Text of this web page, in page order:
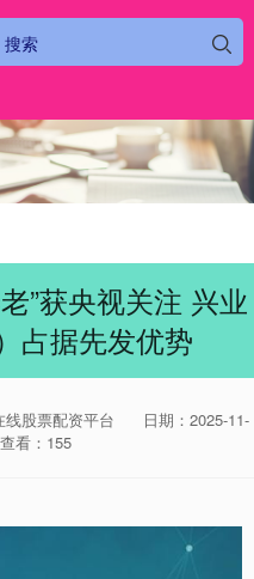
”获央视关注 兴业
占据先发优势
线股票配资平台
日期：2025-11-
查看：155